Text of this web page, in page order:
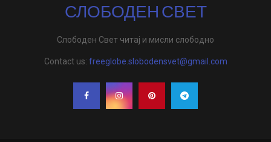
СЛОБОДЕН СВЕТ
Слободен Свет читај и мисли слободно
Contact us: freeglobe.slobodensvet@gmail.com